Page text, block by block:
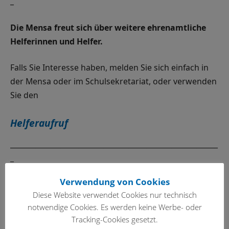
Die Mensa freut sich über weitere ehrenamtliche
Helferinnen und Helfer.
Falls Sie Interesse haben, melden Sie sich einfach in
der Mensa oder im Schulsekretariat, oder verwenden
Sie den
Helferaufruf
Wichtige Infos für die Bezahlung am Schulkiosk und
Vorbestellung von Menüs:
Seit dem Schuljahr 2022/23 sind sowohl die
Verwendung von Cookies
Diese Website verwendet Cookies nur technisch
notwendige Cookies. Es werden keine Werbe- oder
Tracking-Cookies gesetzt.